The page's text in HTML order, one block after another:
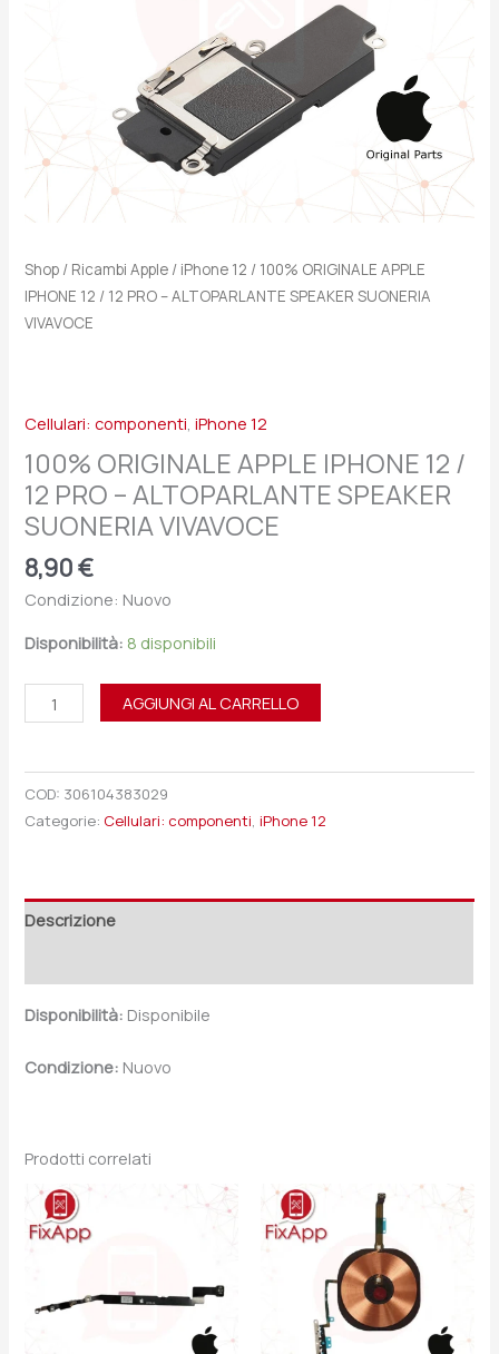
Shop / Ricambi Apple / iPhone 12 / 100% ORIGINALE APPLE
IPHONE 12 / 12 PRO – ALTOPARLANTE SPEAKER SUONERIA
VIVAVOCE
Cellulari: componenti,iPhone 12
100% ORIGINALE APPLE IPHONE 12 /
12 PRO – ALTOPARLANTE SPEAKER
SUONERIA VIVAVOCE
8,90€
Condizione: Nuovo
Disponibilità: 8 disponibili
VIVAVOCE
quantità
AGGIUNGI AL CARRELLO
COD: 306104383029
Categorie: Cellulari: componenti,iPhone 12
Descrizione
Disponibilità: Disponibile
Condizione: Nuovo
Prodotti correlati